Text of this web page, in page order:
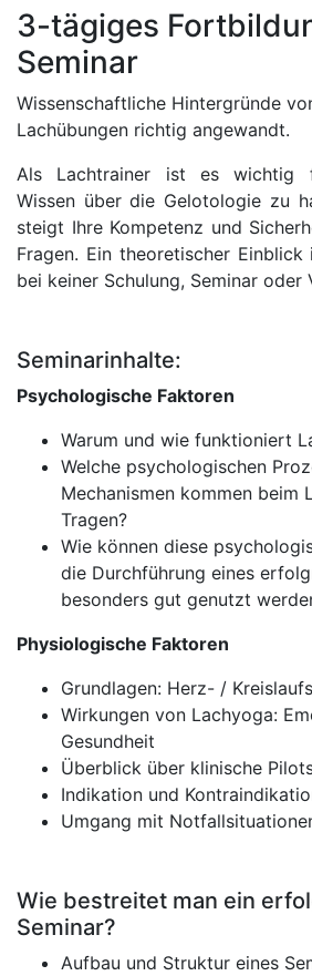
3-tägiges
Seminar
Wissenschaftliche Hintergründe
Lachübungen richtig angewandt.
Als Lachtrainer ist es wichtig
Wissen über die Gelotologie zu
steigt Ihre Kompetenz und
Fragen. Ein theoretischer
bei keiner Schulung, Seminar oder
Seminarinhalte:
Psychologische Faktoren
Warum und wie funktioniert
Welche psychologischen
Mechanismen kommen beim
Tragen?
Wie können diese
die Durchführung eines
besonders gut genutzt
Physiologische Faktoren
Grundlagen: Herz- /
Wirkungen von Lachyoga:
Gesundheit
Überblick über klinische
Indikation und
Umgang mit
Wie bestreitet man ein
Seminar?
Aufbau und Struktur eines